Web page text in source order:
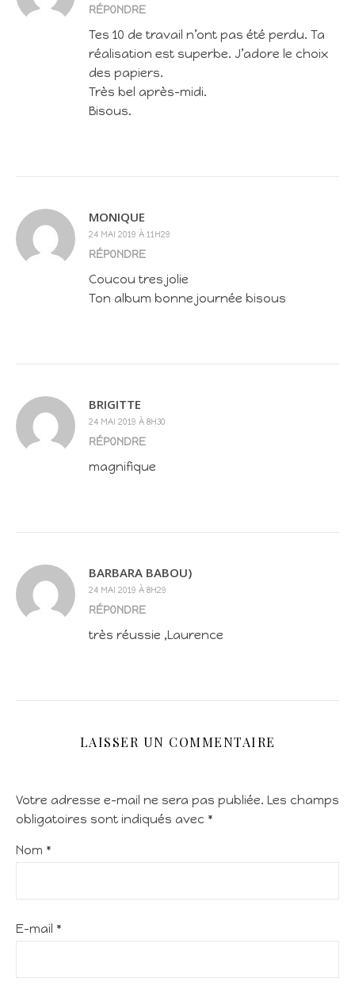
RÉPONDRE
Tes 10 de travail n’ont pas été perdu. Ta
réalisation est superbe. J’adore le choix
des papiers.
Très bel après-midi.
Bisous.
MONIQUE
24 MAI 2019 À 11H29
RÉPONDRE
Coucou tres jolie
Ton album bonne journée bisous
BRIGITTE
24 MAI 2019 À 8H30
RÉPONDRE
magnifique
BARBARA BABOU)
24 MAI 2019 À 8H29
RÉPONDRE
très réussie ,Laurence
LAISSER UN COMMENTAIRE
Votre adresse e-mail ne sera pas publiée. Les champs
obligatoires sont indiqués avec *
Nom *
E-mail *